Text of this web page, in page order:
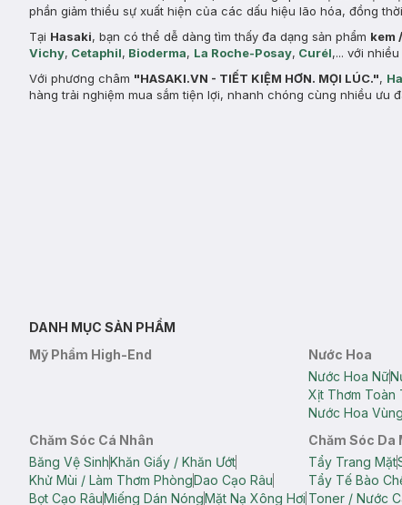
phần giảm thiểu sự xuất hiện của các dấu hiệu lão hóa, đồng
Tại Hasaki, bạn có thể dễ dàng tìm thấy đa dạng sản phẩm kem
Vichy, Cetaphil, Bioderma, La Roche-Posay, Curél,... với
Với phương châm "HASAKI.VN - TIẾT KIỆM HƠN. MỌI LÚC.",
hàng trải nghiệm mua sắm tiện lợi, nhanh chóng cùng nhiều ưu
DANH MỤC SẢN PHẨM
Mỹ Phẩm High-End
Nước Hoa
Nước Hoa Nữ
Xịt Thơm Toàn
Nước Hoa
Chăm Sóc Cá Nhân
Băng Vệ SinhKhăn Giấy / Khăn Ướt
Khử Mùi / Làm Thơm PhòngDao Cạo Râu
Bọt Cạo RâuMiếng Dán NóngMặt Nạ Xông Hơi
Chăm Sóc Da
Tẩy Trang Mặt
Tẩy Tế Bào
Toner / Nước